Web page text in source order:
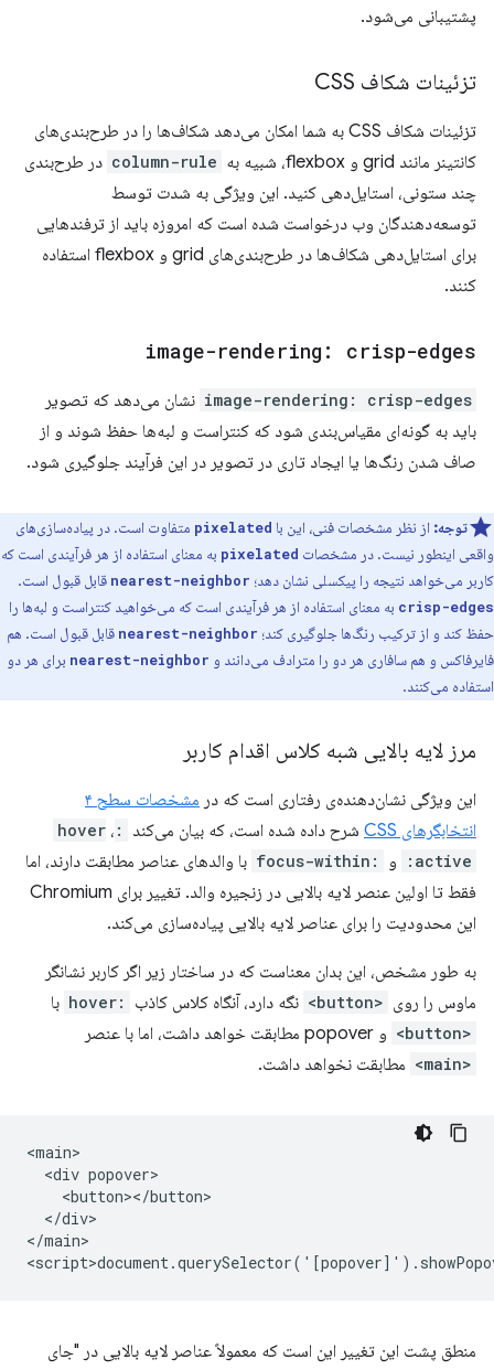
پشتیبانی می‌شود.
تزئینات شکاف CSS
تزئینات شکاف CSS به شما امکان می‌دهد شکاف‌ها را در طرح‌بندی‌های
کانتینر مانند grid و flexbox، شبیه به
column-rule در طرح‌بندی
چند ستونی، استایل‌دهی کنید. این ویژگی به شدت توسط
توسعه‌دهندگان وب درخواست شده است که امروزه باید از ترفندهایی
برای استایل‌دهی شکاف‌ها در طرح‌بندی‌های grid و flexbox استفاده
کنند.
image-rendering: crisp-edges
image-rendering: crisp-edges نشان می‌دهد که تصویر
باید به گونه‌ای مقیاس‌بندی شود که کنتراست و لبه‌ها حفظ شوند و از
صاف شدن رنگ‌ها یا ایجاد تاری در تصویر در این فرآیند جلوگیری شود.
توجه: از نظر مشخصات فنی، این با pixelated متفاوت است. در پیاده‌سازی‌های
واقعی اینطور نیست. در مشخصات pixelated به معنای استفاده از هر فرآیندی است که
کاربر می‌خواهد نتیجه را پیکسلی نشان دهد؛ nearest-neighbor قابل قبول است.
crisp-edges به معنای استفاده از هر فرآیندی است که می‌خواهید کنتراست و لبه‌ها را
حفظ کند و از ترکیب رنگ‌ها جلوگیری کند؛ nearest-neighbor قابل قبول است. هم
فایرفاکس و هم سافاری هر دو را مترادف می‌دانند و nearest-neighbor برای هر دو
استفاده می‌کنند.
مرز لایه بالایی شبه کلاس اقدام کاربر
این ویژگی نشان‌دهنده‌ی رفتاری است که در
مشخصات سطح ۴
انتخابگرهای CSS
شرح داده شده است، که بیان می‌کند :hover ،
:active و :focus-within
با والدهای عناصر مطابقت دارند، اما
فقط تا اولین عنصر لایه بالایی در زنجیره والد. تغییر برای Chromium
این محدودیت را برای عناصر لایه بالایی پیاده‌سازی می‌کند.
به طور مشخص، این بدان معناست که در ساختار زیر اگر کاربر نشانگر
ماوس را روی <button> نگه دارد، آنگاه کلاس کاذب :hover با
<button> و popover مطابقت خواهد داشت، اما با عنصر
<main> مطابقت نخواهد داشت.
<main>
  <div popover>
    <button></button>
  </div>
</main>
منطق پشت این تغییر این است که معمولاً عناصر لایه بالایی در "جای